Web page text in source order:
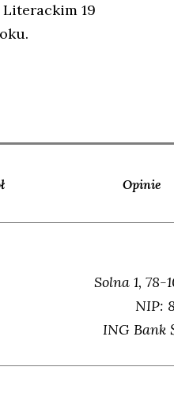
19
Opinie
Solna 1,
NIP:
ING Bank